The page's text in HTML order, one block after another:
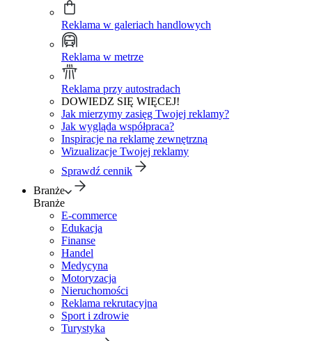
Reklama w galeriach handlowych
Reklama w metrze
Reklama przy autostradach
DOWIEDZ SIĘ WIĘCEJ!
Jak mierzymy zasięg Twojej reklamy?
Jak wygląda współpraca?
Inspiracje na reklamę zewnętrzną
Wizualizacje Twojej reklamy
Sprawdź cennik
Branże
Branże
E-commerce
Edukacja
Finanse
Handel
Medycyna
Motoryzacja
Nieruchomości
Reklama rekrutacyjna
Sport i zdrowie
Turystyka